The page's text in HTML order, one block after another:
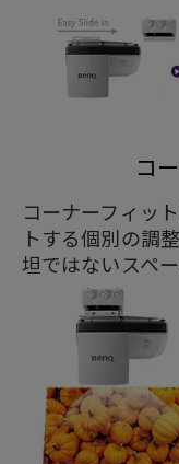
コ
コーナーフィッ
トする個別の調
坦ではないスペ